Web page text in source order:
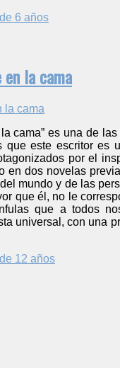
6 años
en la cama
cama” es una de
este escritor es
por el
en dos novelas
mundo y de las
que él, no le
que a todos
universal, con una
12 años